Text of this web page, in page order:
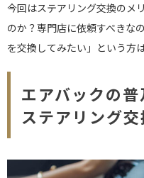
今回はステアリング交換のメ
のか？専門店に依頼すべきな
を交換してみたい」という方
エアバックの
ステアリング